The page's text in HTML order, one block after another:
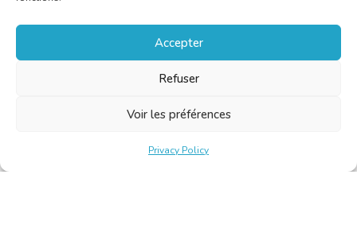
Accepter
Refuser
Voir les préférences
Privacy Policy